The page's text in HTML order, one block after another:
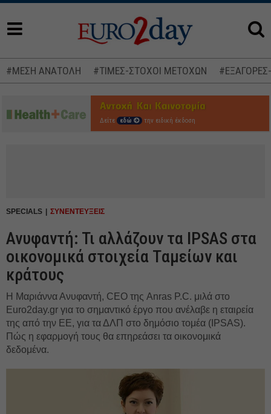
#ΜΕΣΗ ΑΝΑΤΟΛΗ #ΤΙΜΕΣ-ΣΤΟΧΟΙ ΜΕΤΟΧΩΝ
Δείτε εδώ την ειδική έκδοση
SPECIALS ΣΥΝΕΝΤΕΥΞΕΙΣ
Ανυφαντή: Τι αλλάζουν τα IPSAS στα
οικονομικά στοιχεία Tαμείων και
κράτους
Η Μαριάννα Ανυφαντή, CEO της Anras P.C. μιλά στο
Euro2day.gr για το σημαντικό έργο που ανέλαβε η εταιρεία
της από την ΕΕ, για τα ΔΛΠ στο δημόσιο τομέα (IPSAS).
Πώς η εφαρμογή τους θα επηρεάσει τα οικονομικά
δεδομένα.